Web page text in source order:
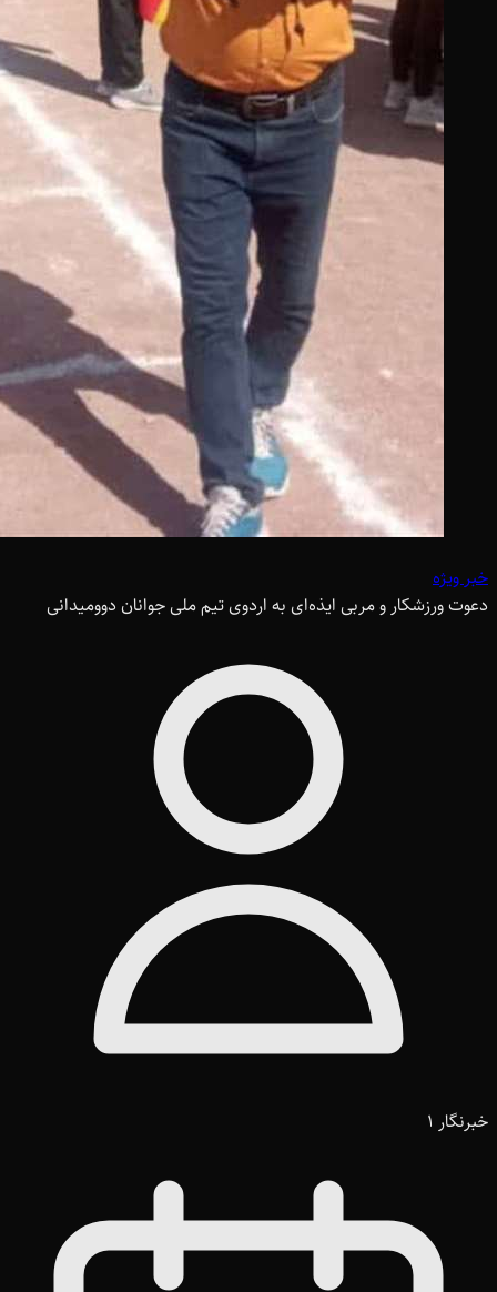
خبر ویژه
دعوت ورزشکار و مربی ایذه‌ای به اردوی تیم ملی جوانان دوومیدانی
خبرنگار 1